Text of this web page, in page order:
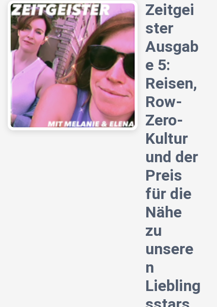
Zeitgei
ster
Ausgab
e 5:
Reisen,
Row-
Zero-
Kultur
und der
Preis
für die
Nähe
zu
unsere
n
Liebling